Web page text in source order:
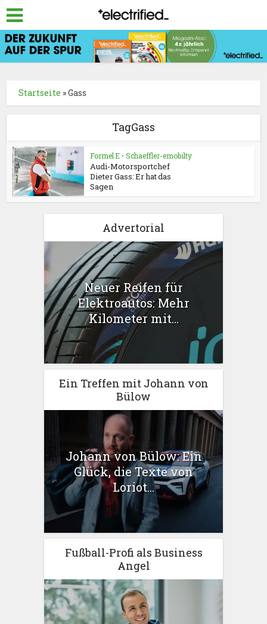
Startseite »Gass
TagGass
Formel E • Schaeffler-emobilty
Audi-Motorsportchef
Dieter Gass: Er hat das
Sagen
Advertorial
Neuer Reifen für
Elektroautos: Mehr
Kilometer mit...
Ein Treffen mit Johann von
Bülow
Johann von Bülow: Ein
Glück, die Texte von
Loriot...
Fußball-Profi als Business
Angel